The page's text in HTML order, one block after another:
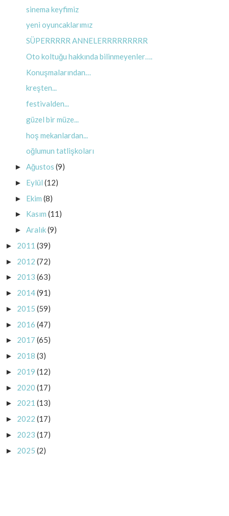
sinema keyfimiz
yeni oyuncaklarımız
SÜPERRRRR ANNELERRRRRRRRR
Oto koltuğu hakkında bilinmeyenler….
Konuşmalarından…
kreşten...
festivalden...
güzel bir müze...
hoş mekanlardan...
oğlumun tatlişkoları
► Ağustos (9)
► Eylül (12)
► Ekim (8)
► Kasım (11)
► Aralık(9)
► 2011 (39)
► 2012 (72)
► 2013 (63)
► 2014(91)
► 2015 (59)
► 2016 (47)
► 2017 (65)
► 2018 (3)
► 2019 (12)
► 2020 (17)
► 2021 (13)
► 2022 (17)
► 2023 (17)
► 2025 (2)